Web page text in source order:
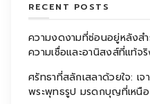
RECENT POSTS
ความงดงามที่ซ่อนอยู่หลังส
ความเชื่อและอานิสงส์ที่แท้จ
ศรัทธาที่สลักเสลาด้วยใจ: เ
พระพุทธรูป มรดกบุญที่เหนือ